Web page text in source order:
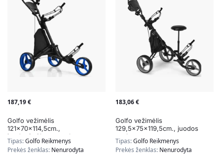
187,19€
Golfo vežimėlis
121x70x114,5cm.,
juodos/mėlynos spalvos
Tipas:Golfo Reikmenys
Prekės ženklas: Nenurodyta
183,06€
Golfo vežimėlis
129,5x75x119,5cm., juodos
spalvos
Tipas:Golfo Reikmenys
Prekės ženklas: Nenurodyta